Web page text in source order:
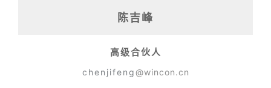
陈吉峰
高级合伙人
chenjifeng@wincon.cn